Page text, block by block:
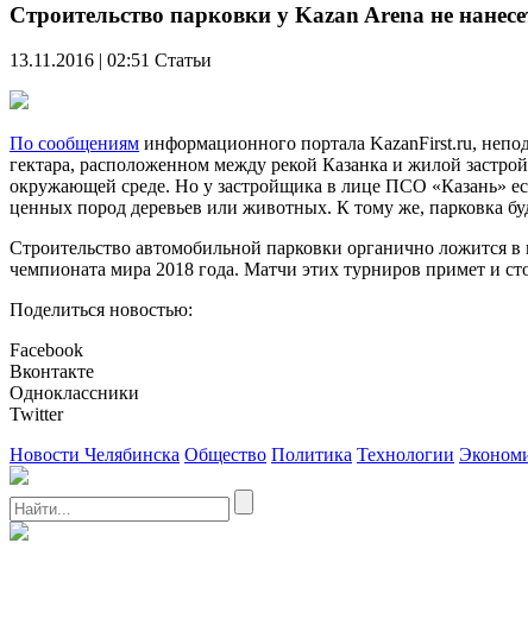
Строительство парковки у Kazan Arena не
13.11.2016 | 02:51 Статьи
По сообщениям информационного портала KazanFirst.ru,
гектара, расположенном между рекой Казанка и жилой
окружающей среде. Но у застройщика в лице ПСО «Казань»
ценных пород деревьев или животных. К тому же, парковка
Строительство автомобильной парковки органично
чемпионата мира 2018 года. Матчи этих турниров примет и
Поделиться новостью:
Facebook
Вконтакте
Одноклассники
Twitter
Новости Челябинска Общество Политика Технологии